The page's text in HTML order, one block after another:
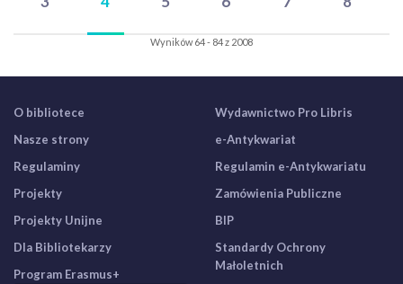
Wyników 64 - 84 z 2008
O bibliotece
Nasze strony
Regulaminy
Projekty
Projekty Unijne
Dla Bibliotekarzy
Program Erasmus+
Wydawnictwo Pro Libris
e-Antykwariat
Regulamin e-Antykwariatu
Zamówienia Publiczne
BIP
Standardy Ochrony
Małoletnich